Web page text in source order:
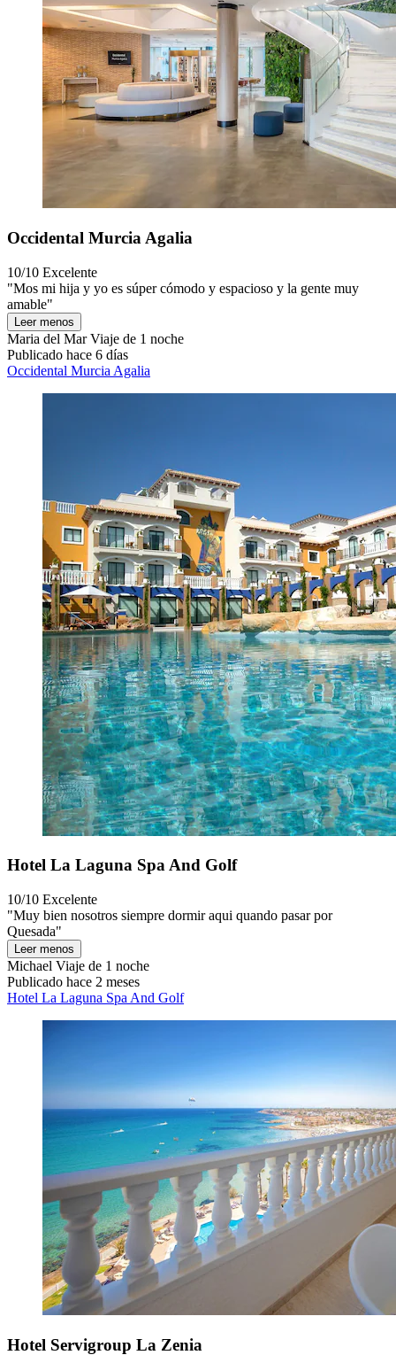
Occidental Murcia Agalia
10/10 Excelente
"Mos mi hija y yo es súper cómodo y espacioso y la gente muy
amable"
Leer menos
Maria del MarViaje de 1 noche
Publicado hace 6 días
Occidental Murcia Agalia
Hotel La Laguna Spa And Golf
10/10 Excelente
"Muy bien nosotros siempre dormir aqui quando pasar por
Quesada"
Leer menos
Michael Viaje de 1 noche
Publicado hace 2 meses
Hotel La Laguna Spa And Golf
Hotel Servigroup La Zenia